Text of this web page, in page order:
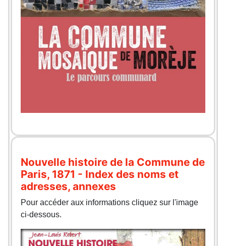
Nouvelle histoire de la Commune de
Paris, 1871 - Index des noms et
adresses, annexes
Pour accéder aux informations cliquez sur l'image
ci-dessous.